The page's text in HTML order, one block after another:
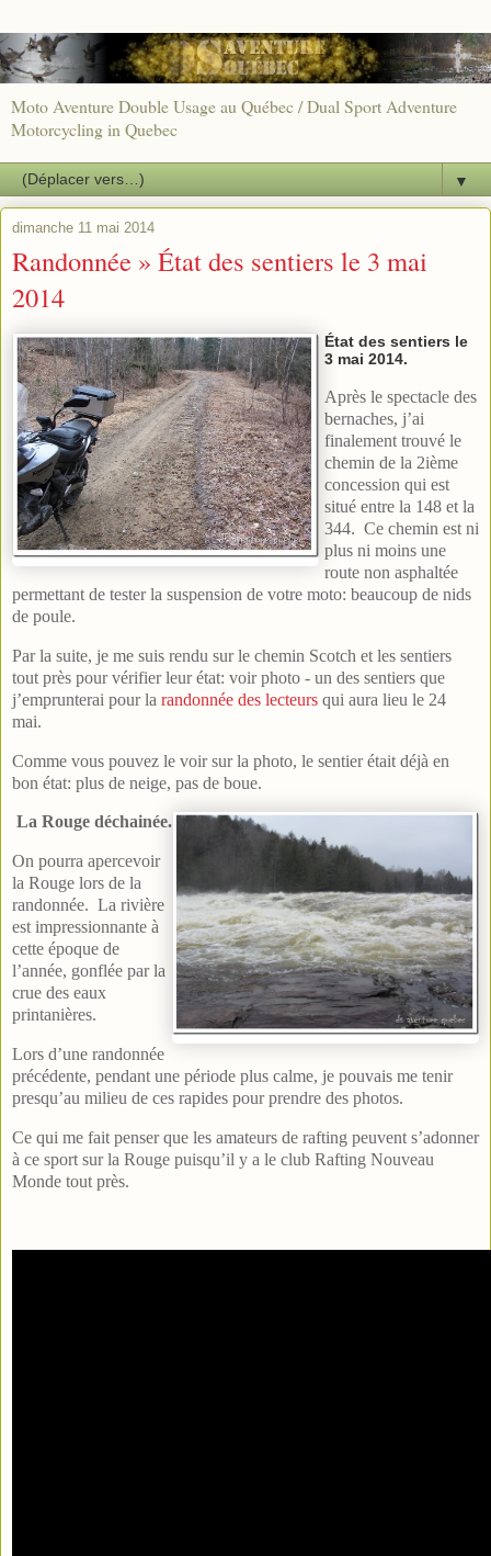
Moto Aventure Double Usage au Québec / Dual Sport Adventure
Motorcycling in Quebec
▼
dimanche 11 mai 2014
Randonnée » État des sentiers le 3 mai
2014
État des sentiers le
3 mai 2014.
Après le spectacle des
bernaches, j’ai
finalement trouvé le
chemin de la 2ième
concession qui est
situé entre la 148 et la
344. Ce chemin est ni
plus ni moins une
route non asphaltée
permettant de tester la suspension de votre moto: beaucoup de nids
de poule.
Par la suite, je me suis rendu sur le chemin Scotch et les sentiers
tout près pour vérifier leur état: voir photo - un des sentiers que
j’emprunterai pour la randonnée des lecteurs qui aura lieu le 24
mai.
Comme vous pouvez le voir sur la photo, le sentier était déjà en
bon état: plus de neige, pas de boue.
La Rouge déchainée.
On pourra apercevoir
la Rouge lors de la
randonnée. La rivière
est impressionnante à
cette époque de
l’année, gonflée par la
crue des eaux
printanières.
Lors d’une randonnée
précédente, pendant une période plus calme, je pouvais me tenir
presqu’au milieu de ces rapides pour prendre des photos.
Ce qui me fait penser que les amateurs de rafting peuvent s’adonner
à ce sport sur la Rouge puisqu’il y a le club Rafting Nouveau
Monde tout près.